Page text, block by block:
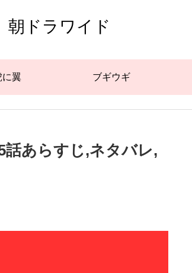
朝ドラワイド
に翼 ブギウギ
話あらすじ,ネタバレ,